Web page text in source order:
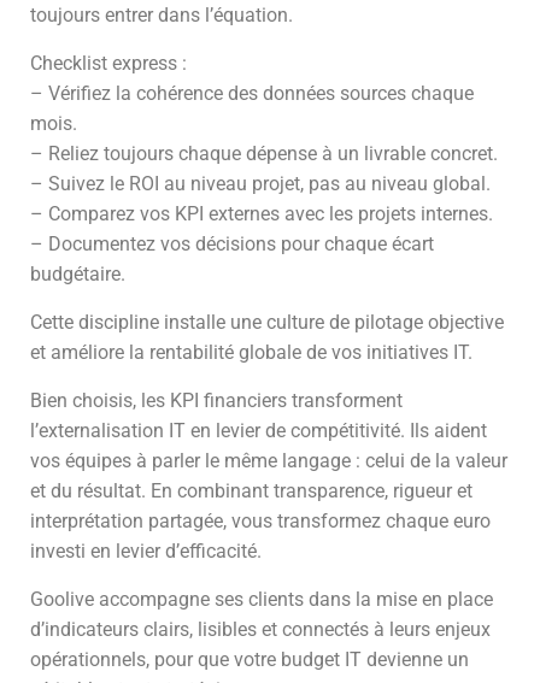
toujours entrer dans l’équation.
Checklist express :
– Vérifiez la cohérence des données sources chaque
mois.
– Reliez toujours chaque dépense à un livrable concret.
– Suivez le ROI au niveau projet, pas au niveau global.
– Comparez vos KPI externes avec les projets internes.
– Documentez vos décisions pour chaque écart
budgétaire.
Cette discipline installe une culture de pilotage objective
et améliore la rentabilité globale de vos initiatives IT.
Bien choisis, les KPI financiers transforment
l’externalisation IT en levier de compétitivité. Ils aident
vos équipes à parler le même langage : celui de la valeur
et du résultat. En combinant transparence, rigueur et
interprétation partagée, vous transformez chaque euro
investi en levier d’efficacité.
Goolive accompagne ses clients dans la mise en place
d’indicateurs clairs, lisibles et connectés à leurs enjeux
opérationnels, pour que votre budget IT devienne un